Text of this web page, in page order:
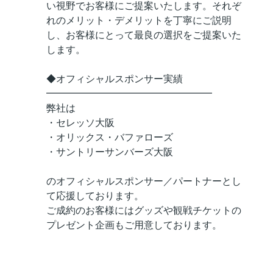
い視野でお客様にご提案いたします。それぞ
れのメリット・デメリットを丁寧にご説明
し、お客様にとって最良の選択をご提案いた
します。
◆オフィシャルスポンサー実績
━━━━━━━━━━━━━━━━━
弊社は
・セレッソ大阪
・オリックス・バファローズ
・サントリーサンバーズ大阪
のオフィシャルスポンサー／パートナーとし
て応援しております。
ご成約のお客様にはグッズや観戦チケットの
プレゼント企画もご用意しております。